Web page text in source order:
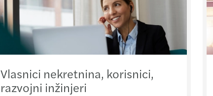
Vlasnici nekretnina, korisnici,
razvojni inžinjeri